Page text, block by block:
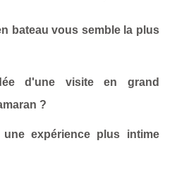
bateau vous semble la plus
d'une visite en grand
?
une expérience plus intime